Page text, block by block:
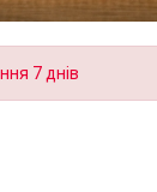
7 днів